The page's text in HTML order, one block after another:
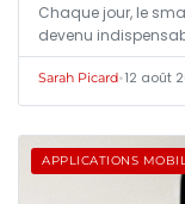
Chaque jour, le
devenu
Sarah Picard•12 août
APPLICATIONS